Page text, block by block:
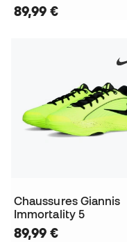
89,99 €
Chaussures Giannis
Immortality 5
89,99 €